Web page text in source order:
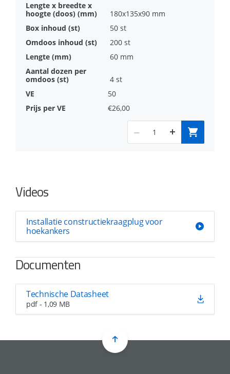
180x135x90 mm
50 st
200 st
60 mm
4 st
50
€26,00
Videos
Installatie constructiekraagplug voor
hoekankers
Documenten
Technische Datasheet
pdf - 1,09 MB